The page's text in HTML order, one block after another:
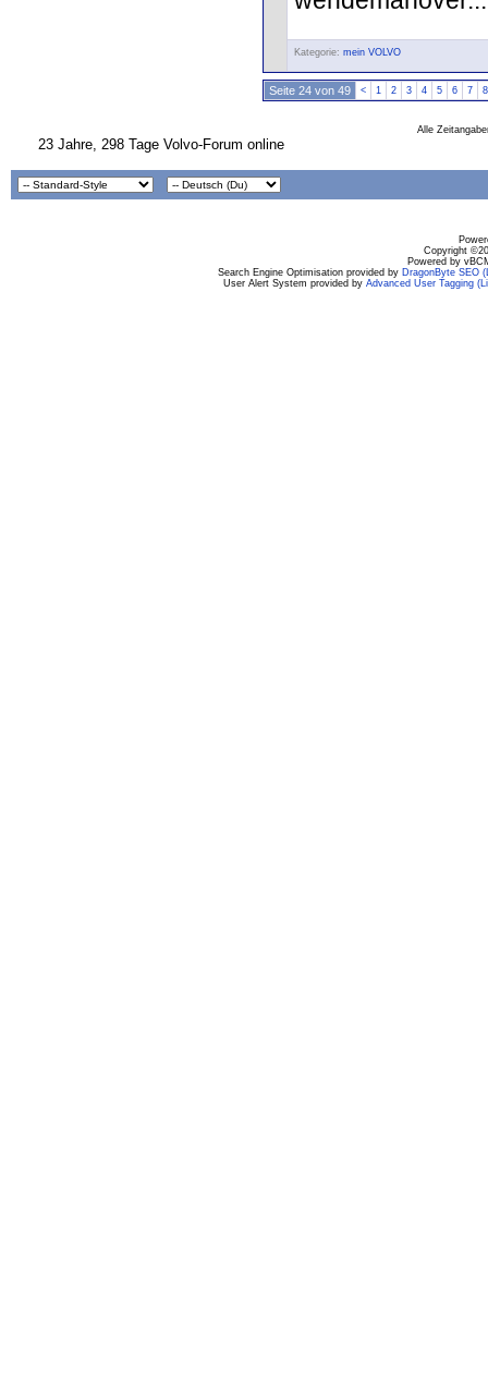
Kategorie: mein VOLVO
Seite 24 von 49 < 1 2 3 4 5 6 7 8
Alle
23 Jahre, 298 Tage Volvo-Forum online
Copyright
Powered by
Search Engine Optimisation provided by DragonByte SEO
User Alert System provided by Advanced User Tagging